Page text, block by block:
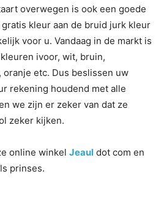
overwegen is ook een goede
kleur aan de bruid jurk kleur
voor u. Vandaag in de markt is
ivoor, wit, bruin,
oranje etc. Dus beslissen uw
rekening houdend met alle
we zijn er zeker van dat ze
zeker kijken.
online winkel Jeaul dot com en
prinses.